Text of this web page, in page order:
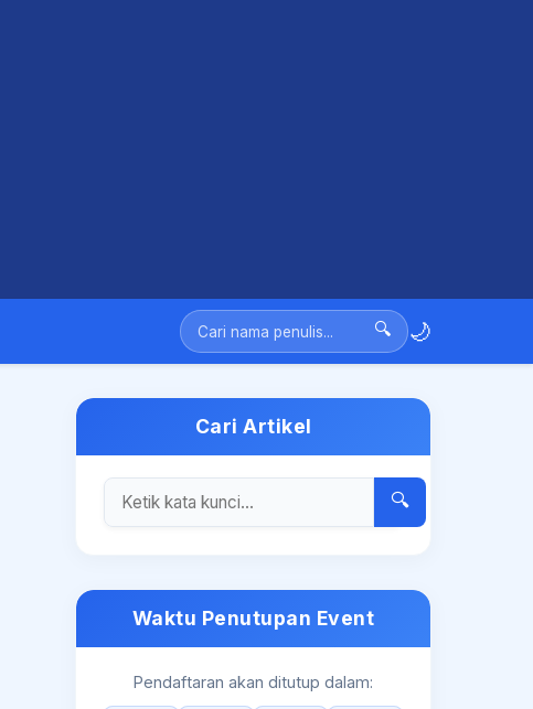
🔍 🌙
Cari Artikel
🔍
Waktu Penutupan Event
Pendaftaran akan ditutup dalam: